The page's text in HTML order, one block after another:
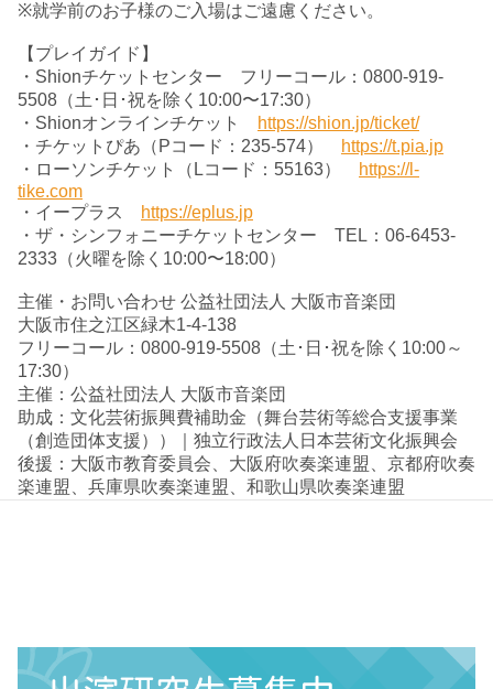
※就学前のお子様のご入場はご遠慮ください。
【プレイガイド】
・Shionチケットセンター フリーコール：0800-919-
5508（土･日･祝を除く10:00〜17:30）
・Shionオンラインチケット
https://shion.jp/ticket/
・チケットぴあ（Pコード：235-574）
https://t.pia.jp
・ローソンチケット（Lコード：55163）
https://l-
tike.com
・イープラス
https://eplus.jp
・ザ・シンフォニーチケットセンター TEL：06-6453-
2333（火曜を除く10:00〜18:00）
主催・お問い合わせ 公益社団法人 大阪市音楽団
大阪市住之江区緑木1-4-138
フリーコール：0800-919-5508（土･日･祝を除く10:00～
17:30）
主催：公益社団法人 大阪市音楽団
助成：文化芸術振興費補助金（舞台芸術等総合支援事業
（創造団体支援））｜独立行政法人日本芸術文化振興会
後援：大阪市教育委員会、大阪府吹奏楽連盟、京都府吹奏
楽連盟、兵庫県吹奏楽連盟、和歌山県吹奏楽連盟